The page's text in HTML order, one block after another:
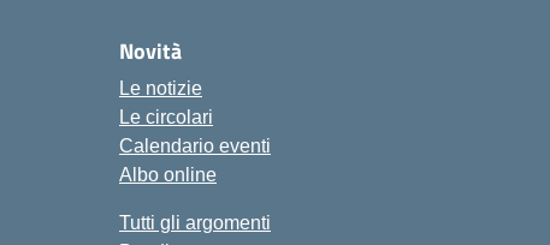
Novità
Le notizie
Le circolari
Calendario eventi
Albo online
Tutti gli argomenti